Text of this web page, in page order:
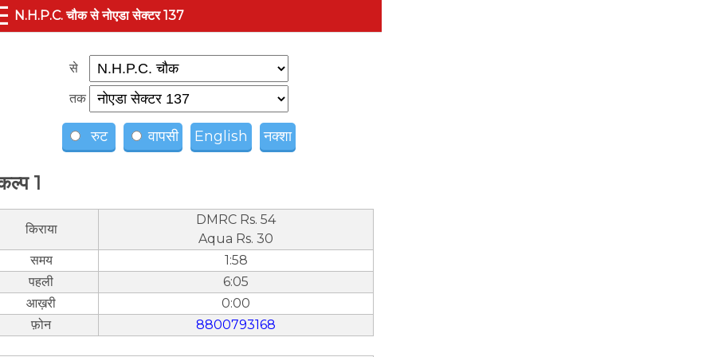
N.H.P.C. चौक से नोएडा सेक्टर 137
से
तक
रुट वापसी English नक्शा
1
किराया
DMRC Rs. 54
Aqua Rs. 30
समय
1:58
पहली
6:05
आख़री
0:00
फ़ोन
8800793168